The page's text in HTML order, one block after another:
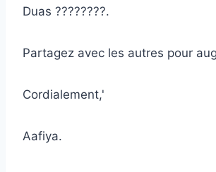
Duas ????????.
Partagez avec les autres pour
Cordialement,'
Aafiya.